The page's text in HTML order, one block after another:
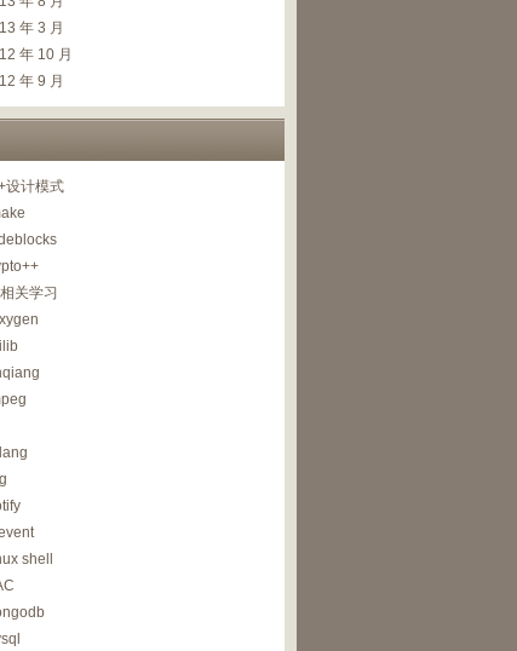
AES::MAX_KEYLENGTH
);
年 3 月
年 10 月
年 9 月
设计模式
关学习
shell